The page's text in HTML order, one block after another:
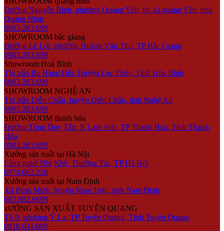
Đường Nguyễn Bình, phường Quảng Yên, thị xã quảng Yên, tỉnh
Quảng Ninh
0983.283.699
SHOWROOM bắc giang
Đường Lê Lợi, phường Hoàng Văn Thụ, TP Bắc Giang
0983.283.699
Showroom Hoà Bình
Thị trấn Ba Hàng Đồi, Huyện Lạc Thủy, Tỉnh Hòa Bình
0983.283.699
SHOWROOM NGHỆ AN
Thị trấn Diễn Châu, huyện Diễn Châu, tỉnh Nghệ An
0983.283.699
SHOWROOM thanh hóa
Đường Tống Duy Tân, P. Lam Sơn, TP Thanh Hóa, Tỉnh Thanh
Hóa
0983.283.699
Xưởng sản xuất tại Hà Nội
Làng nghề Nhị Khê, Thường Tín, TP Hà Nội
0974.062.220
Xưởng sản xuất tại Nam Định
Xã Bình Minh, huyện Nam Trực, tỉnh Nam Định
083.882.6699
xƯỞNG SẢN XUẤT TUYÊN QUANG
Tổ 9, phường Ỷ La, TP Tuyên Quang, Tỉnh Tuyên Quang
0918.041.089